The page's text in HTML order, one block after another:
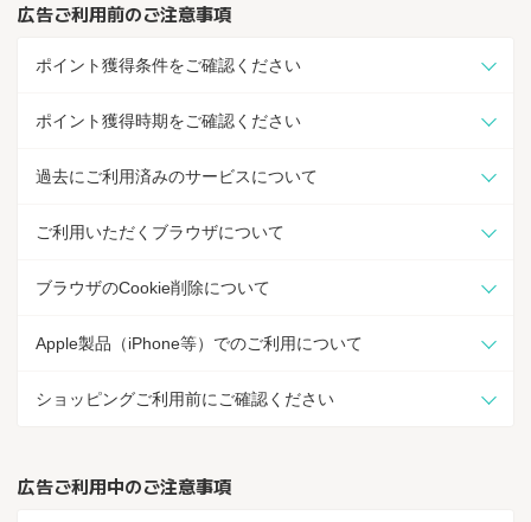
広告ご利用前のご注意事項
ポイント獲得条件をご確認ください
ポイント獲得時期をご確認ください
過去にご利用済みのサービスについて
ご利用いただくブラウザについて
ブラウザのCookie削除について
Apple製品（iPhone等）でのご利用について
ショッピングご利用前にご確認ください
広告ご利用中のご注意事項